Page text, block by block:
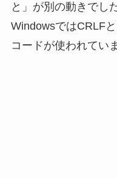
と」が別の動きでし
WindowsではCRLF
コードが使われてい